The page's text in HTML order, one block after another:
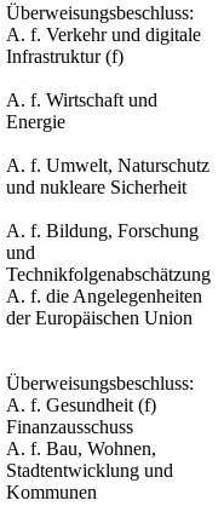
Überweisungsbeschluss:
A. f. Verkehr und digitale
Infrastruktur (f)
A. f. Wirtschaft und
Energie
A. f. Umwelt, Naturschutz
und nukleare Sicherheit
A. f. Bildung, Forschung
und
Technikfolgenabschätzung
A. f. die Angelegenheiten
der Europäischen Union
Überweisungsbeschluss:
A. f. Gesundheit (f)
Finanzausschuss
A. f. Bau, Wohnen,
Stadtentwicklung und
Kommunen